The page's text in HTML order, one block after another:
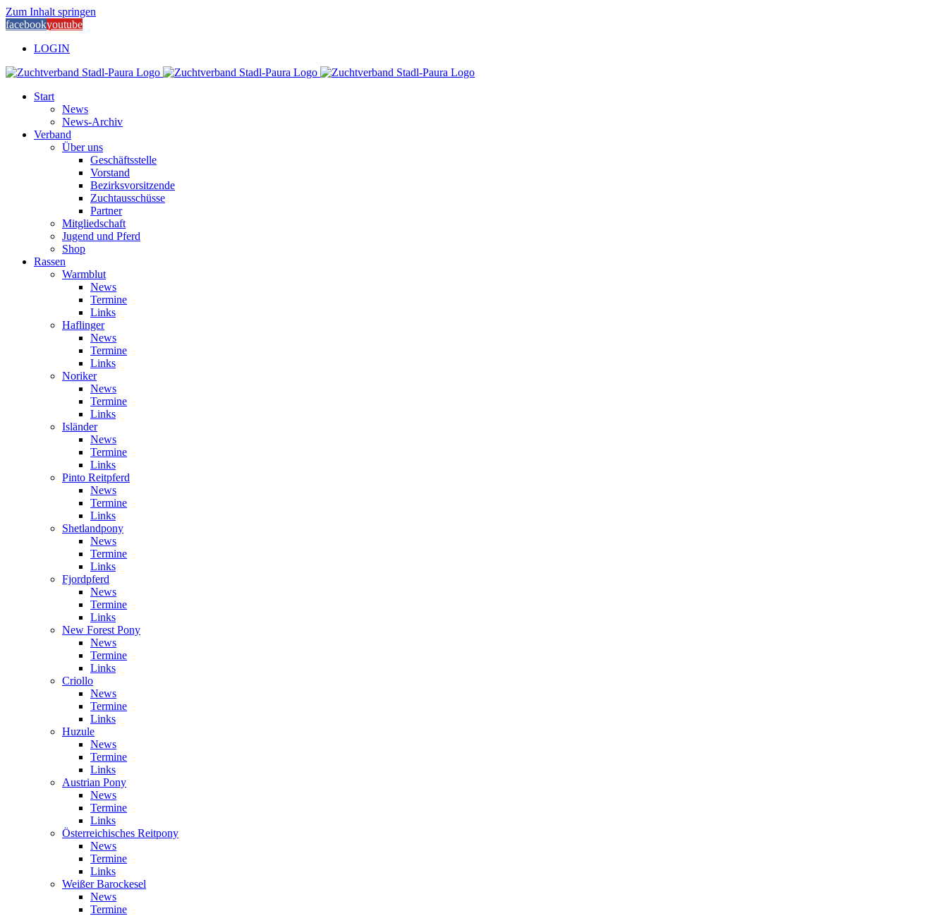
Zum Inhalt springen
facebookyoutube
LOGIN
Start
News
News-Archiv
Verband
Über uns
Geschäftsstelle
Vorstand
Bezirksvorsitzende
Zuchtausschüsse
Partner
Mitgliedschaft
Jugend und Pferd
Shop
Rassen
Warmblut
News
Termine
Links
Haflinger
News
Termine
Links
Noriker
News
Termine
Links
Isländer
News
Termine
Links
Pinto Reitpferd
News
Termine
Links
Shetlandpony
News
Termine
Links
Fjordpferd
News
Termine
Links
New Forest Pony
News
Termine
Links
Criollo
News
Termine
Links
Huzule
News
Termine
Links
Austrian Pony
News
Termine
Links
Österreichisches Reitpony
News
Termine
Links
Weißer Barockesel
News
Termine